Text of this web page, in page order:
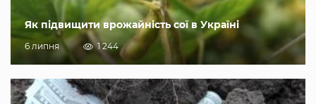
Як підвищити врожайність сої в Україні
6 липня 1 244